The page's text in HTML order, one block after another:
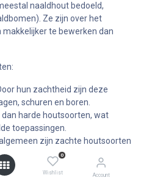
0
Wishlist Account
naaldhout bedoeld,
Ze zijn over het
te bewerken dan
hun zachtheid zijn deze
schuren en boren.
dan harde houtsoorten, wat
toepassingen.
zijn zachte houtsoorten
dan harde houtsoorten.
zijn en harder groeien